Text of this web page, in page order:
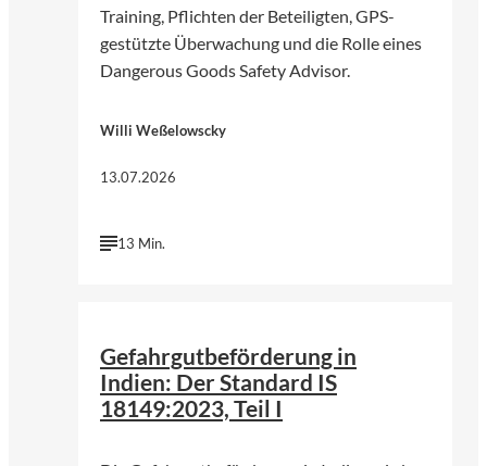
Training, Pflichten der Beteiligten, GPS-
gestützte Überwachung und die Rolle eines
Dangerous Goods Safety Advisor.
Willi Weßelowscky
13.07.2026
13 Min.
Gefahrgutbeförderung in
Indien: Der Standard IS
18149:2023, Teil I